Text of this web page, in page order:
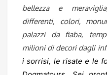
bellezza e
differenti, colori,
palazzi da fiaba,
milioni di decori dagli
i sorrisi, le risate e le